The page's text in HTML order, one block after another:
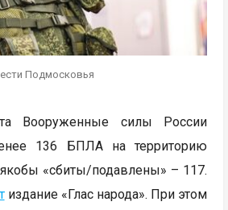
Подмосковья
Вооруженные силы России
136 БПЛА на территорию
«сбиты/подавлены» – 117.
издание «Глас народа». При этом